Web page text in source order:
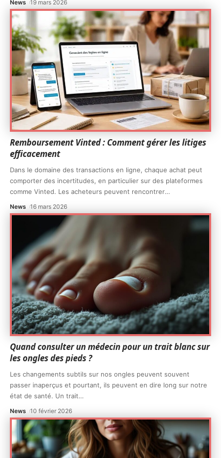
News 19 mars 2026
Remboursement Vinted : Comment gérer les litiges
efficacement
Dans le domaine des transactions en ligne, chaque achat peut
comporter des incertitudes, en particulier sur des plateformes
comme Vinted. Les acheteurs peuvent rencontrer…
News 16 mars 2026
Quand consulter un médecin pour un trait blanc sur
les ongles des pieds ?
Les changements subtils sur nos ongles peuvent souvent
passer inaperçus et pourtant, ils peuvent en dire long sur notre
état de santé. Un trait…
News 10 février 2026